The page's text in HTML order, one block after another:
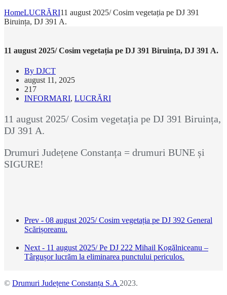
HomeLUCRĂRI11 august 2025/ Cosim vegetația pe DJ 391
Biruința, DJ 391 A.
11 august 2025/ Cosim vegetația pe DJ 391 Biruința, DJ 391 A.
By DJCT
august 11, 2025
217
INFORMARI, LUCRĂRI
11 august 2025/ Cosim vegetația pe DJ 391 Biruința,
DJ 391 A.
Drumuri Județene Constanța = drumuri BUNE și
SIGURE!
Prev - 08 august 2025/ Cosim vegetația pe DJ 392 General
Scărișoreanu.
Next - 11 august 2025/ Pe DJ 222 Mihail Kogălniceanu –
Târgușor lucrăm la eliminarea punctului periculos.
© Drumuri Județene Constanța S.A 2023.